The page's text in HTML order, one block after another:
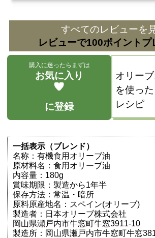
すべてのレビューを
レビューで100ポイントプ
購入に迷ったらまずは
お気に入り
に登録
オリー
を使った
レシピ
一括表示（ブレンド）
名称：有機食用オリーブ油
原材料名：食用オリーブ油
内容量：180g
賞味期限：製造から1年半
保存方法：常温・暗所
原料原産地名：スペイン(オリーブ)
製造者：日本オリーブ株式会社
岡山県瀬戸内市牛窓町牛窓3911-10
製造所：岡山県瀬戸内市牛窓町牛窓